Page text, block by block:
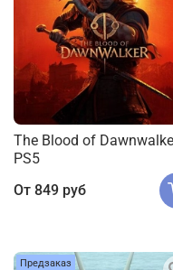
The Blood of
PS5
От 849 руб
Предзаказ